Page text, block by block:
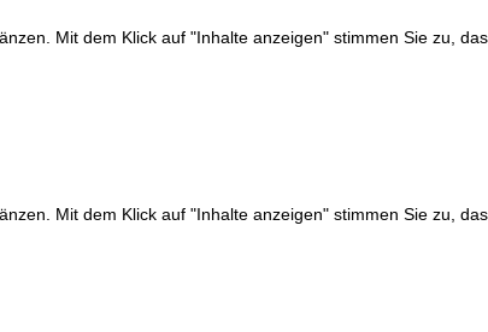
Mit dem Klick auf "Inhalte anzeigen" stimmen Sie zu,
Mit dem Klick auf "Inhalte anzeigen" stimmen Sie zu,